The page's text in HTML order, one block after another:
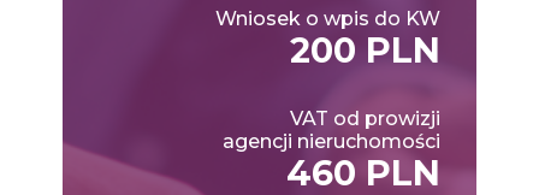
Wniosek o wpis do KW
200 PLN
VAT od prowizji
agencji nieruchomości
460 PLN